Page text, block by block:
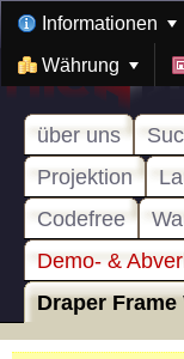
Informationen
Währung
über uns
Projektion
Codefree
Demo- &
Draper Frame